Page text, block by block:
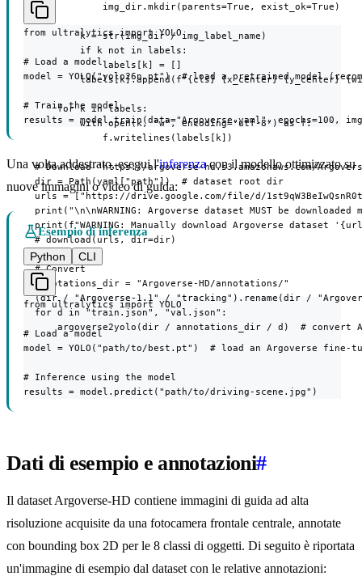
              img_dir.mkdir(parents=True, exist_ok=True)
          k = str(img_dir / img_label_name)
          if k not in labels:
              labels[k] = []
labels[k].append(f"{cls} {x_center} {y_center}
      for k in labels:
          with open(k, "w", encoding="utf-8") as f:
              f.writelines(labels[k])
# Download 'https://argoverse-hd.s3.amazonaws.com/
  dir = Path(yaml["path"])  # dataset root dir
urls = ["https://drive.google.com/file/d/
print("\n\nWARNING: Argoverse dataset MUST be downloaded
print(f"WARNING: Manually download Argoverse dataset
  # download(urls, dir=dir)
  # Convert
  annotations_dir = "Argoverse-HD/annotations/"
(dir / "Argoverse-1.1" / "tracking").rename(dir /
  for d in "train.json", "val.json":
argoverse2yolo(dir / annotations_dir / d)  # convert
from ultralytics import YOLO
# Load a model
model = YOLO("yolo26n.pt")  # load a pretrained model
# Train the model
results = model.train(data="Argoverse.yaml", epochs=100,
Una volta addestrato, esegui l'inferenzacon il modello ottimizzato su
nuove immagini o video di guida:
Esempio di inferenza
Python
CLI
from ultralytics import YOLO
# Load a model
model = YOLO("path/to/best.pt")  # load an Argoverse fine-
# Inference using the model
results = model.predict("path/to/driving-scene.jpg")
Dati di esempio e annotazioni#
Il dataset Argoverse-HD contiene immagini di guida ad alta
risoluzione acquisite da una fotocamera frontale centrale, annotate
con bounding box 2D per le 8 classi di oggetti. Di seguito è riportata
un'immagine di esempio dal dataset con le relative annotazioni: